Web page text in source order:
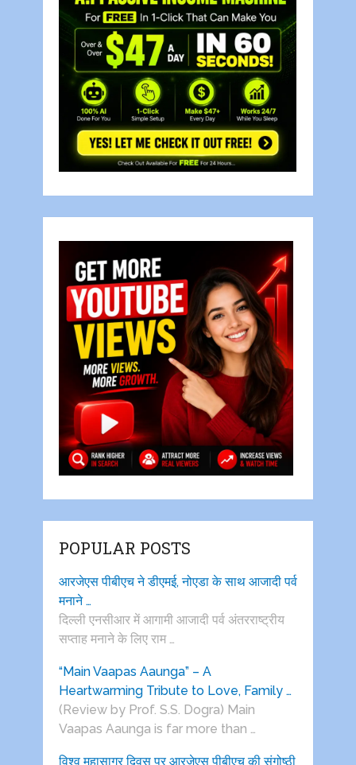
POPULAR POSTS
आरजेएस पीबीएच ने डीएमई, नोएडा के साथ आजादी पर्व
मनाने …
दिल्ली एनसीआर में आगामी आजादी पर्व अंतरराष्ट्रीय
सप्ताह मनाने के लिए राम …
“Main Vaapas Aaunga” – A
Heartwarming Tribute to Love, Family …
(Review by Prof. S.S. Dogra) Main
Vaapas Aaunga is far more than …
विश्व महासागर दिवस पर आरजेएस पीबीएच की संगोष्ठी